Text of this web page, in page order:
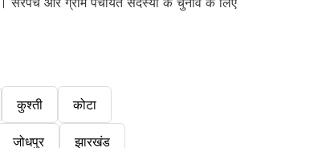
कुश्ती कोटा
जोधपुर झारखंड